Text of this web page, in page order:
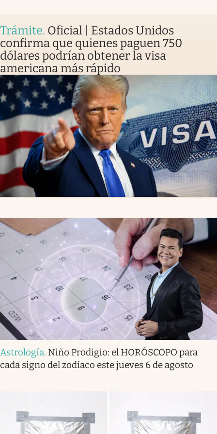
Trámite. Oficial | Estados Unidos
confirma que quienes paguen 750
dólares podrían obtener la visa
americana más rápido
Astrología. Niño Prodigio: el HORÓSCOPO para
cada signo del zodíaco este jueves 6 de agosto